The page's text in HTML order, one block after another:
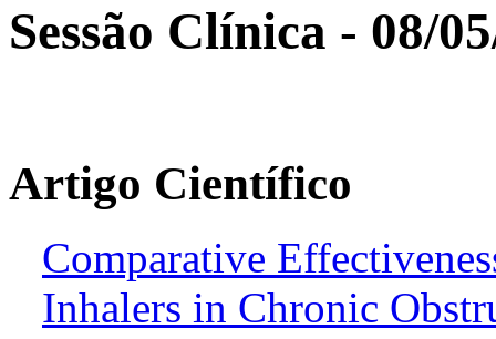
Sessão Clínica - 08/
Artigo Científico
Comparative
Inhalers in Chronic